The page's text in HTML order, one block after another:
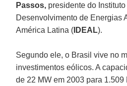
Passos, presidente do
Desenvolvimento de Energias
América Latina ( IDEAL).
Segundo ele, o Brasil vive no
investimentos eólicos. A
de 22 MW em 2003 para 1.509